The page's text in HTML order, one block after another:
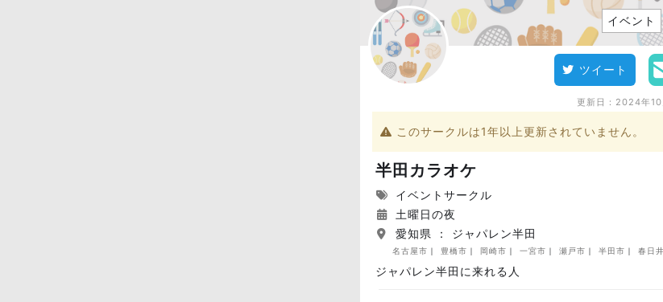
イベント
ツイート
更新日： 2024年10
このサークルは1年以上更新されていません。
半田カラオケ
イベントサークル
土曜日の夜
愛知県 ： ジャパレン半田
名古屋市 豊橋市 岡崎市 一宮市 瀬戸市 半田市 春日
ジャパレン半田に来れる人